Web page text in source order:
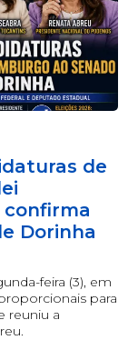
de
confirma
Dorinha
feira (3), em
para
reuniu a